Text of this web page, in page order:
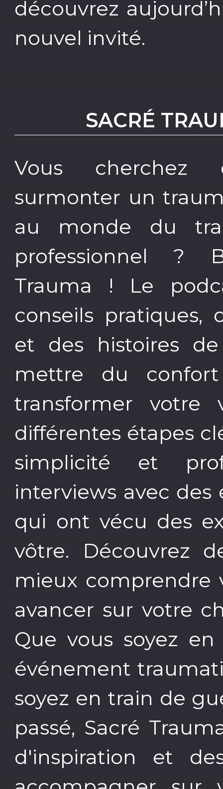
découvrez
nouvel invité.
SACRÉ
Vous cherchez
surmonter un
au monde du
professionnel ?
Trauma ! Le
conseils pratiques,
et des histoires
mettre du
transformer votre
différentes étapes
simplicité et
interviews avec des
qui ont vécu des
vôtre. Découvrez
mieux comprendre
avancer sur votre
Que vous soyez
événement
soyez en train de
passé, Sacré
d'inspiration et